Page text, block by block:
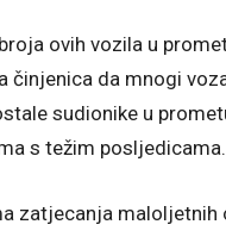
ovih vozila u
činjenica da mnogi
sudionike u
s težim posljedicama.
zatjecanja